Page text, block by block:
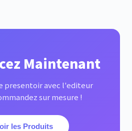
Maintenant
presentoir avec l'editeur
sur mesure !
les Produits